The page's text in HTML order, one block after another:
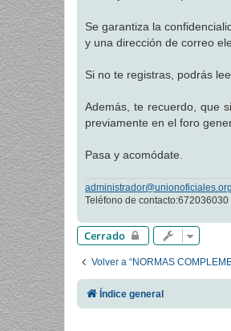
Se garantiza la
y una dirección de correo
Si no te registras, podrás
Además, te recuerdo, que
previamente en el foro
Pasa y acomódate.
administrador@unionoficiales.org
Teléfono de contacto:672036030
Cerrado
Volver a “NORMAS
Índice general